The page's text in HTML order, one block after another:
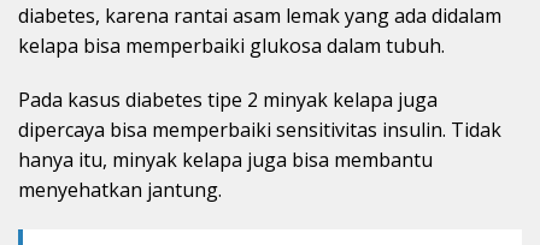
diabetes, karena rantai asam lemak yang ada didalam
kelapa bisa memperbaiki glukosa dalam tubuh.
Pada kasus diabetes tipe 2 minyak kelapa juga
dipercaya bisa memperbaiki sensitivitas insulin. Tidak
hanya itu, minyak kelapa juga bisa membantu
menyehatkan jantung.